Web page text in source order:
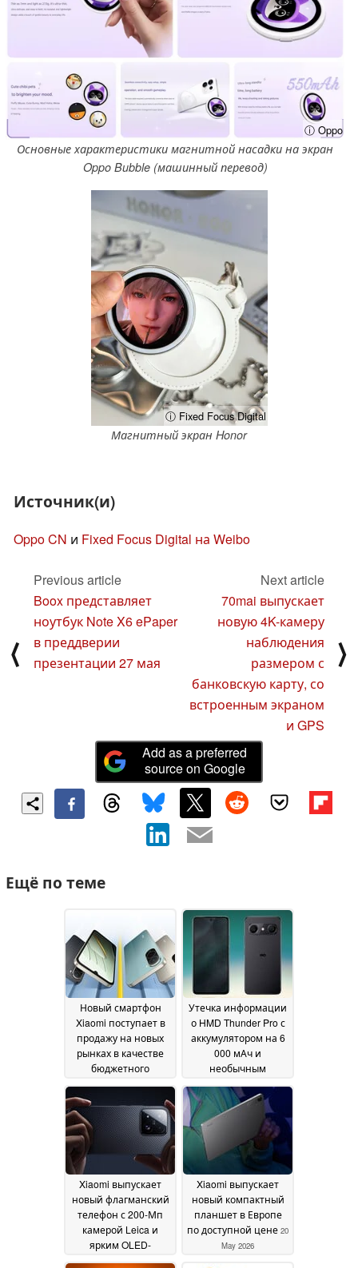
ⓘ Oppo
Основные характеристики магнитной насадки на экран
Oppo Bubble (машинный перевод)
ⓘ Fixed Focus Digital
Магнитный экран Honor
Источник(и)
Oppo CN и Fixed Focus Digital на Weibo
⟨
Previous article
Boox представляет
ноутбук Note X6 ePaper
в преддверии
презентации 27 мая
Next article
70mai выпускает
новую 4K-камеру
наблюдения
размером с
банковскую карту, со
встроенным экраном
и GPS
⟩
Add as a preferred
source on Google
Ещё по теме
Новый смартфон
Xiaomi поступает в
продажу на новых
рынках в качестве
бюджетного
смартфона с
поддержкой двух
SIM-карт20 June 2026
Утечка информации
о HMD Thunder Pro с
аккумулятором на 6
000 мАч и
необычным
дизайном22 May 2026
Xiaomi выпускает
новый флагманский
телефон с 200-Мп
камерой Leica и
ярким OLED-
дисплеем21 May 2026
Xiaomi выпускает
новый компактный
планшет в Европе
по доступной цене 20
May 2026